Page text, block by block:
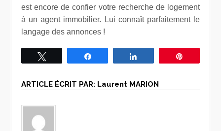
est encore de confier votre recherche de logement
à un agent immobilier. Lui connaît parfaitement le
langage des annonces !
ARTICLE ÉCRIT PAR: Laurent MARION